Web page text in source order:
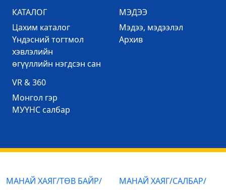
КАТАЛОГ
Цахим каталог
Үндэсний тогтмол
хэвлэлийн
өгүүллийн нэгдсэн сан
МЭДЭЭ
Mэдээ, мэдээлэл
Архив
VR & 360
Mонгол гэр
МУҮНС салбар
МАНАЙ ХАЯГ/ТӨВ БАЙР/
МАНАЙ ХАЯГ/САЛБАР/